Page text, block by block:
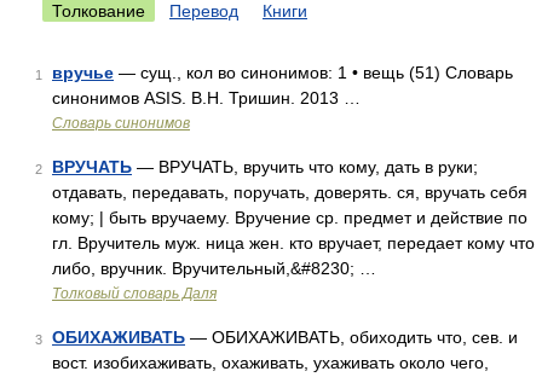
Толкование Перевод Книги
1 вручье — сущ., кол во синонимов: 1 • вещь (51) Словарь
синонимов ASIS. В.Н. Тришин. 2013 …
Словарь синонимов
2 ВРУЧАТЬ — ВРУЧАТЬ, вручить что кому, дать в руки;
отдавать, передавать, поручать, доверять. ся, вручать себя
кому; | быть вручаему. Вручение ср. предмет и действие по
гл. Вручитель муж. ница жен. кто вручает, передает кому что
либо, вручник. Вручительный,&#8230; …
Толковый словарь Даля
3 ОБИХАЖИВАТЬ — ОБИХАЖИВАТЬ, обиходить что, сев. и
вост. изобихаживать, охаживать, ухаживать около чего,